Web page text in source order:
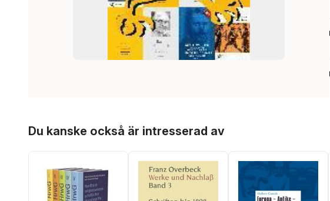
Du kanske också är intresserad av